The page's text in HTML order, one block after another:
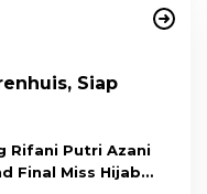
Siap
Rifani Putri Azani
Final Miss Hijab